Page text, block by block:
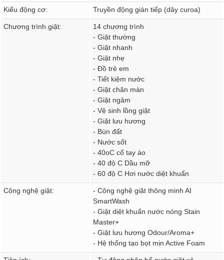
Kiểu động cơ: Truyền động gián tiếp (dây curoa)
Chương trình giặt:
14 chương trình
- Giặt thường
- Giặt nhanh
- Giặt nhẹ
- Đồ trẻ em
- Tiết kiệm nước
- Giặt chăn màn
- Giặt ngâm
- Vệ sinh lồng giặt
- Giặt lưu hương
- Bùn đất
- Nước sốt
- 40oC cổ tay áo
- 40 độ C Dầu mỡ
- 60 độ C Hơi nước diệt khuẩn
Công nghệ giặt:
- Công nghệ giặt thông minh AI
SmartWash
- Giặt diệt khuẩn nước nóng Stain
Master+
- Giặt lưu hương Odour/Aroma+
- Hệ thống tạo bọt mịn Active Foam